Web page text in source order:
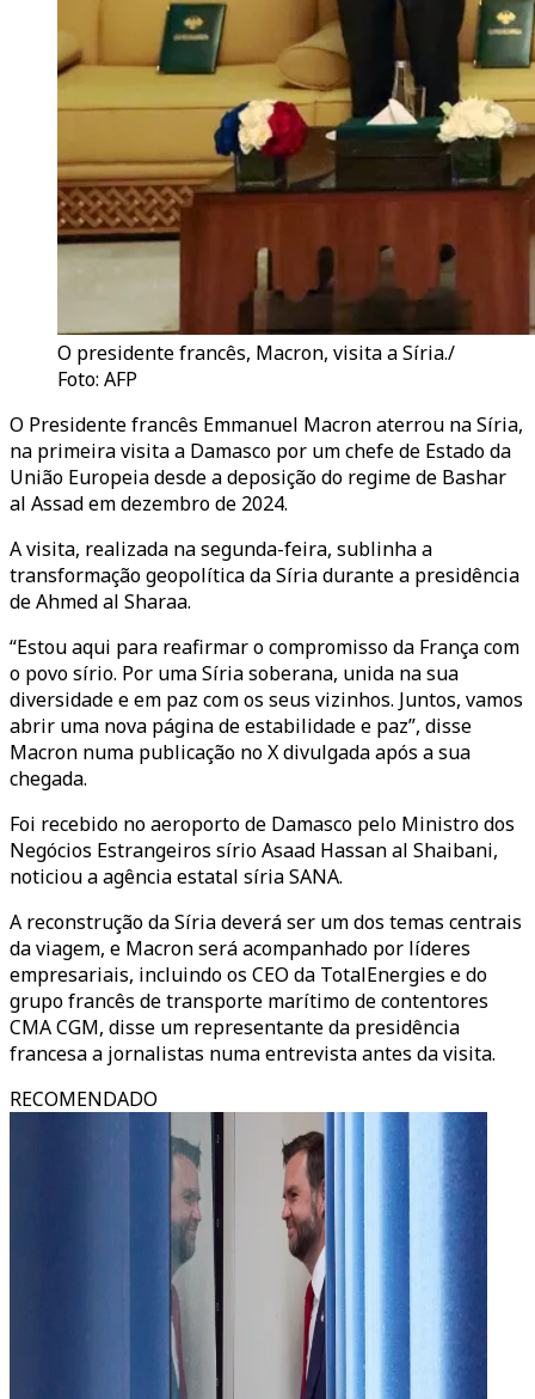
O presidente francês, Macron, visita a Síria./
Foto: AFP
O Presidente francês Emmanuel Macron aterrou na Síria,
na primeira visita a Damasco por um chefe de Estado da
União Europeia desde a deposição do regime de Bashar
al Assad em dezembro de 2024.
A visita, realizada na segunda-feira, sublinha a
transformação geopolítica da Síria durante a presidência
de Ahmed al Sharaa.
“Estou aqui para reafirmar o compromisso da França com
o povo sírio. Por uma Síria soberana, unida na sua
diversidade e em paz com os seus vizinhos. Juntos, vamos
abrir uma nova página de estabilidade e paz”, disse
Macron numa publicação no X divulgada após a sua
chegada.
Foi recebido no aeroporto de Damasco pelo Ministro dos
Negócios Estrangeiros sírio Asaad Hassan al Shaibani,
noticiou a agência estatal síria SANA.
A reconstrução da Síria deverá ser um dos temas centrais
da viagem, e Macron será acompanhado por líderes
empresariais, incluindo os CEO da TotalEnergies e do
grupo francês de transporte marítimo de contentores
CMA CGM, disse um representante da presidência
francesa a jornalistas numa entrevista antes da visita.
RECOMENDADO